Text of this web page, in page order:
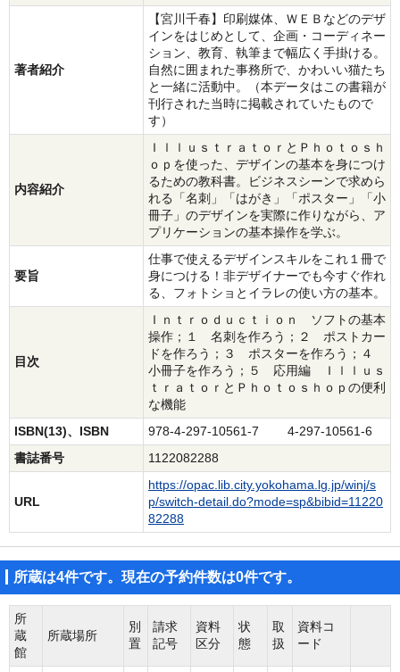
著者紹介
【宮川千春】印刷媒体、ＷＥＢなどのデザ
インをはじめとして、企画・コーディネー
ション、教育、執筆まで幅広く手掛ける。
自然に囲まれた事務所で、かわいい猫たち
と一緒に活動中。（本データはこの書籍が
刊行された当時に掲載されていたもので
す）
内容紹介
ＩｌｌｕｓｔｒａｔｏｒとＰｈｏｔｏｓｈ
ｏｐを使った、デザインの基本を身につけ
るための教科書。ビジネスシーンで求めら
れる「名刺」「はがき」「ポスター」「小
冊子」のデザインを実際に作りながら、ア
プリケーションの基本操作を学ぶ。
要旨
仕事で使えるデザインスキルをこれ１冊で
身につける！非デザイナーでも今すぐ作れ
る、フォトショとイラレの使い方の基本。
目次
Ｉｎｔｒｏｄｕｃｔｉｏｎ ソフトの基本
操作；１ 名刺を作ろう；２ ポストカー
ドを作ろう；３ ポスターを作ろう；４
小冊子を作ろう；５ 応用編 Ｉｌｌｕｓ
ｔｒａｔｏｒとＰｈｏｔｏｓｈｏｐの便利
な機能
ISBN(13)、ISBN
978-4-297-10561-7 4-297-10561-6
書誌番号
1122082288
URL
https://opac.lib.city.yokohama.lg.jp/winj/s
p/switch-detail.do?mode=sp&bibid=11220
82288
所蔵は4件です。現在の予約件数は0件です。
所
蔵
館
所蔵場所
別
置
請求
記号
資料
区分
状
態
取
扱
資料コ
ード